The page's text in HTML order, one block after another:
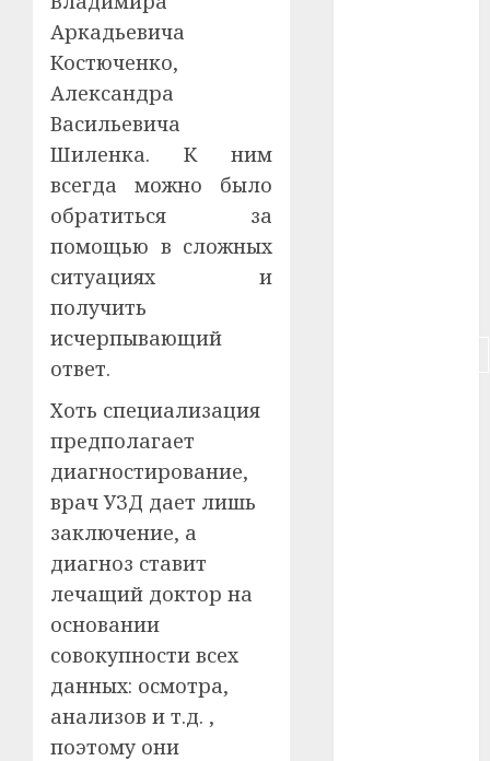
Аркадьевича
Костюченко,
Александра
Васильевича
Шиленка. К ним
всегда можно было
обратиться за
помощью в сложных
ситуациях и
получить
исчерпывающий
ответ.
Хоть специализация
предполагает
диагностирование,
врач УЗД дает лишь
заключение, а
диагноз ставит
лечащий доктор на
основании
совокупности всех
данных: осмотра,
анализов и т.д. ,
поэтому они